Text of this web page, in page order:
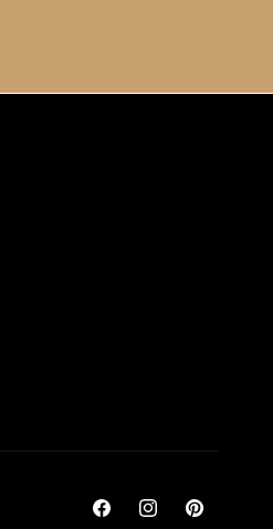
FacebookInstagramPinterest